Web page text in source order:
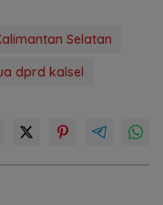
Selatan
dprd kalsel